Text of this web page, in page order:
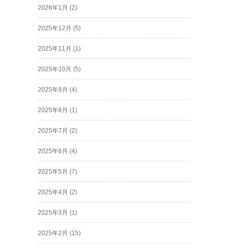
2026年1月 (2)
2025年12月 (5)
2025年11月 (1)
2025年10月 (5)
2025年9月 (4)
2025年8月 (1)
2025年7月 (2)
2025年6月 (4)
2025年5月 (7)
2025年4月 (2)
2025年3月 (1)
2025年2月 (15)